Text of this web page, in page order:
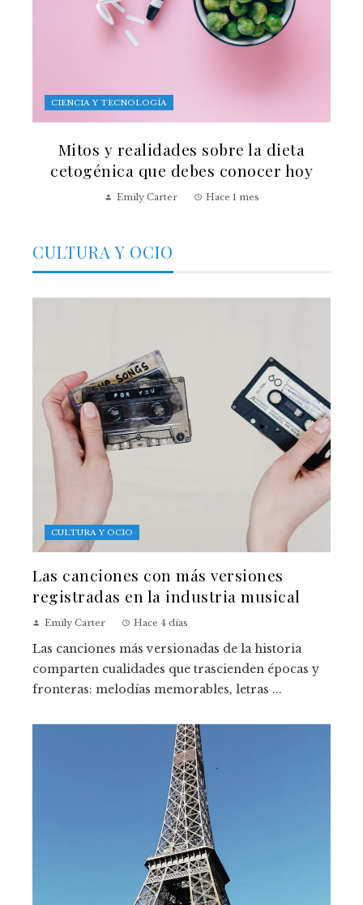
CIENCIA Y TECNOLOGÍA
Mitos y realidades sobre la dieta
cetogénica que debes conocer hoy
Emily Carter Hace 1 mes
CULTURA Y OCIO
CULTURA Y OCIO
Las canciones con más versiones
registradas en la industria musical
Emily Carter Hace 4 días
Las canciones más versionadas de la historia
comparten cualidades que trascienden épocas y
fronteras: melodías memorables, letras ...